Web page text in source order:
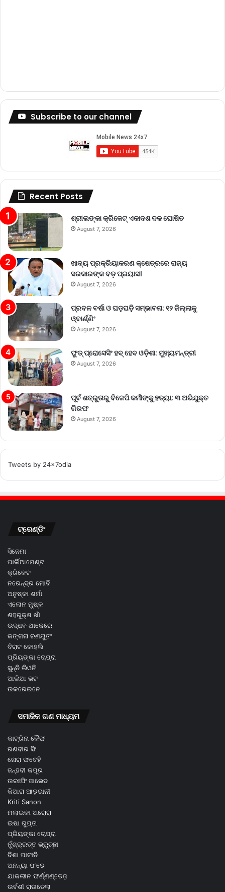
Subscribe to our channel
Recent Posts
ଶ୍ରୀଲଙ୍କା କ୍ରିକେଟ୍‌ ଏକାଦଶ ଦଳ ଘୋଷିତ
August 7, 2026
ଖାଦ୍ୟ ପ୍ରକ୍ରିୟାକରଣ କ୍ଷେତ୍ରରେ ରାଜ୍ୟ
ସରକାରଙ୍କ ବଡ଼ ପ୍ରୟାସ।
August 7, 2026
ପ୍ରବଳ ବର୍ଷା ଓ ଘଡ଼ଘଡ଼ି ସମ୍ଭାବନା: ୧୨ ଜିଲ୍ଲାକୁ
ଓ୍ବାର୍ଣ୍ଣିଂ
August 7, 2026
ଫୁଡ୍ ପ୍ରୋସେସିଂ ହବ୍ ହେବ ଓଡ଼ିଶା: ମୁଖ୍ୟମନ୍ତ୍ରୀ
August 7, 2026
ପୂର୍ବ ଶତ୍ରୁତାରୁ ବିଜେପି କର୍ମୀଙ୍କୁ ହତ୍ୟା; ୩ ଅଭିଯୁକ୍ତ
ଗିରଫ
August 7, 2026
Tweets by 24x7odia
ଟ୍ରେଣ୍ଡିଂ
ସିନେମା
ପାର୍ଲିଆମେଣ୍ଟ
କ୍ରିକେଟ
ନରେନ୍ଦ୍ର ମୋଦି
ଅନୁଷ୍କା ଶର୍ମା
ଏଲୋନ ମୁଷ୍କ
ଶହରୁକ୍ଷ ଖାଁ
ଉଦ୍ଧବ ଥାକେରେ
କଙ୍ଗନା ରଣୟୁତଂ
ବିରାଟ କୋହଲି
ପ୍ରିୟଙ୍କା ଚୋପ୍ରା
ସୁନ୍ନି ଲିଓନି
ଆଲିଆ ଭଟ
ଉକରେଇନେ
ସମାଜିକ ଗଣ ମାଧ୍ୟମ
କାଟ୍ରିନା କୈଫ
ରଣବୀର ସିଂ
ନୋରା ଫତେହି
ଜନ୍ହବୀ କପୂର
ଉରଃଫି ଜାଭେଦ
କିଆରା ଆଡ଼ଭାନୀ
Kriti Sanon
ମଲାଇକା ଅରୋରା
ଇଷା ଗୁପ୍ତା
ପ୍ରିୟଙ୍କା ଚୋପ୍ରା
ନୁଁଶ୍ର୍ରତ୍ତ ଭ୍ରୁଚ୍ଛା
ଦିଶା ପାଟାନି
ଅନନ୍ୟା ପଂଡେ
ଯାକଲୀନ ଫର୍ଣ୍ଣଣ୍ଡେଜ଼
ଉର୍ବଶୀ ରାଉତେଲା